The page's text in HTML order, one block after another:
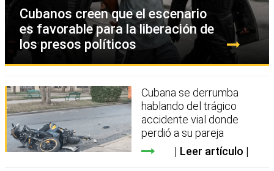
Cubanos creen que el escenario
es favorable para la liberación de
los presos políticos
Cubana se derrumba
hablando del trágico
accidente vial donde
perdió a su pareja
Leer artículo